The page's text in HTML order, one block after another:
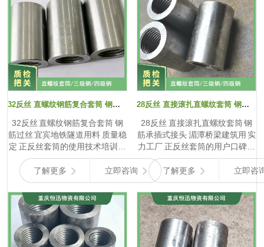
联系我们
32反丝 直螺纹钢筋复合套筒 钢筋过丝 宜宾地铁隧道用料 质量稳定
32反丝 直螺纹钢筋复合套筒 钢
筋过丝 宜宾地铁隧道用料 质量稳
定 正反丝套筒的使用技术培训要
点 正反丝套筒的使用技术培训要
点突出实用性与针对性。培训首
先介绍正反丝套筒的结构特点与
工作原理，让学员理解其通过正
反螺纹实现钢筋连接长度调节的
独特功能，以及在不同建筑结构
中的应用优势。 在安装使用环
节，重点讲解钢筋丝头加工要
了解更多 立即咨询
28反丝 直接滚扎直螺纹套筒 钢筋承插式接头 湄潭桥梁建筑用 实力工厂
28反丝 直接滚扎直螺纹套筒 钢
筋承插式接头 湄潭桥梁建筑用 实
力工厂 正反丝套筒的用户口碑评
价 正反丝套筒在用户中积累了丰
富的口碑评价。众多用户称赞正
反丝套筒的灵活调节功能，在建
筑施工中，当钢筋布置方向多变
或需要调整钢筋连接长度时，正
反丝套筒可通过旋转轻松实现，
为施工带来极大便利。例如，在
复杂建筑结构的梁柱节点施工
了解更多 立即咨